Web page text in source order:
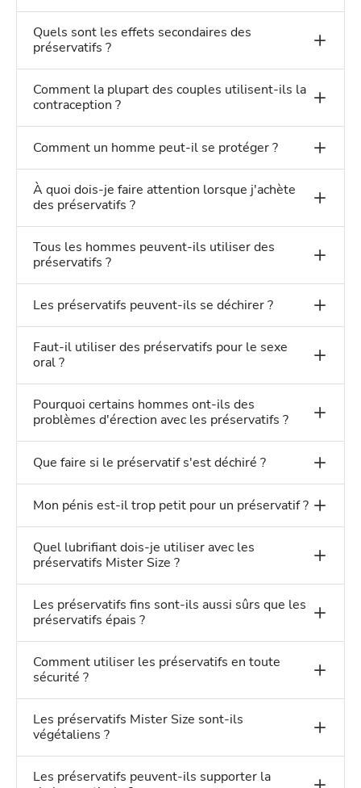
Quels sont les effets secondaires des
préservatifs ?
Comment la plupart des couples utilisent-ils la
contraception ?
Comment un homme peut-il se protéger ?
À quoi dois-je faire attention lorsque j'achète
des préservatifs ?
Tous les hommes peuvent-ils utiliser des
préservatifs ?
Les préservatifs peuvent-ils se déchirer ?
Faut-il utiliser des préservatifs pour le sexe
oral ?
Pourquoi certains hommes ont-ils des
problèmes d'érection avec les préservatifs ?
Que faire si le préservatif s'est déchiré ?
Mon pénis est-il trop petit pour un préservatif ?
Quel lubrifiant dois-je utiliser avec les
préservatifs Mister Size ?
Les préservatifs fins sont-ils aussi sûrs que les
préservatifs épais ?
Comment utiliser les préservatifs en toute
sécurité ?
Les préservatifs Mister Size sont-ils
végétaliens ?
Les préservatifs peuvent-ils supporter la